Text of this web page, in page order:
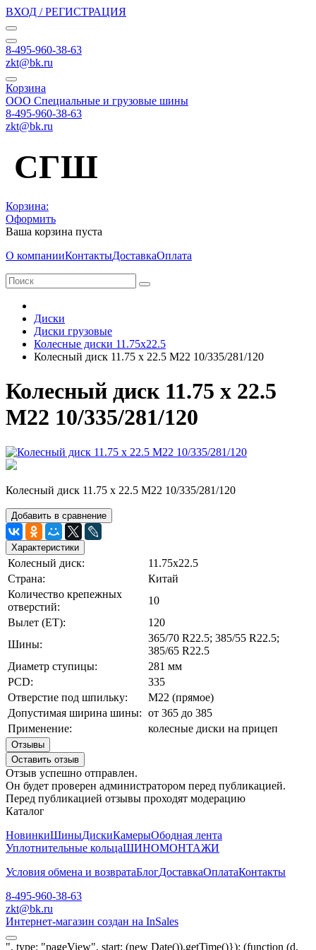
ВХОД / РЕГИСТРАЦИЯ
8-495-960-38-63
zkt@bk.ru
Корзина
ООО Специальные и грузовые шины
8-495-960-38-63
zkt@bk.ru
СГШ
Корзина:
Оформить
Ваша корзина пуста
О компанииКонтактыДоставкаОплата
Диски
Диски грузовые
Колесные диски 11.75х22.5
Колесный диск 11.75 х 22.5 М22 10/335/281/120
Колесный диск 11.75 х 22.5
М22 10/335/281/120
Колесный диск 11.75 х 22.5 М22 10/335/281/120
Добавить в сравнение
Характеристики
Колесный диск:
11.75х22.5
Страна:
Китай
Количество крепежных
отверстий:
10
Вылет (ЕТ):
120
Шины:
365/70 R22.5; 385/55 R22.5;
385/65 R22.5
Диаметр ступицы:
281 мм
PCD:
335
Отверстие под шпильку:
М22 (прямое)
Допустимая ширина шины: от 365 до 385
Применение:
колесные диски на прицеп
Отзывы
Оставить отзыв
Отзыв успешно отправлен.
Он будет проверен администратором перед публикацией.
Перед публикацией отзывы проходят модерацию
Каталог
НовинкиШиныДискиКамерыОбодная лента
Уплотнительные кольцаШИНОМОНТАЖИ
Условия обмена и возвратаБлогДоставкаОплатаКонтакты
8-495-960-38-63
zkt@bk.ru
Интернет-магазин создан на InSales
", type: "pageView", start: (new Date()).getTime()}); (function (d,